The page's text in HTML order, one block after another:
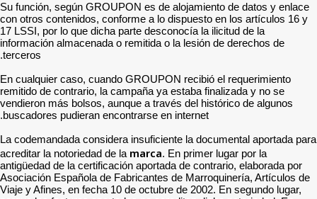
Su función, según
con otros contenidos,
17 LSSI, por lo que dicha
información almacenada o
En cualquier caso,
remitido de contrario, la
vendieron más bolsos,
buscadores pudieran
La codemandada
acreditar la notoriedad de
antigüedad de la
Asociación Española de
Viaje y Afines, en fecha